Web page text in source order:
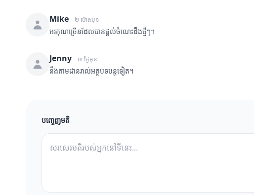
Mike ២ ម៉ោងមុន
អរគុណច្រើនដែលបានផ្តល់ចំណេះដឹងថ្មីៗ។
Jenny ៣ ថ្ងៃមុន
នឹងតាមដានរាល់អត្ថបទបន្តទៀត។
បញ្ចេញមតិ